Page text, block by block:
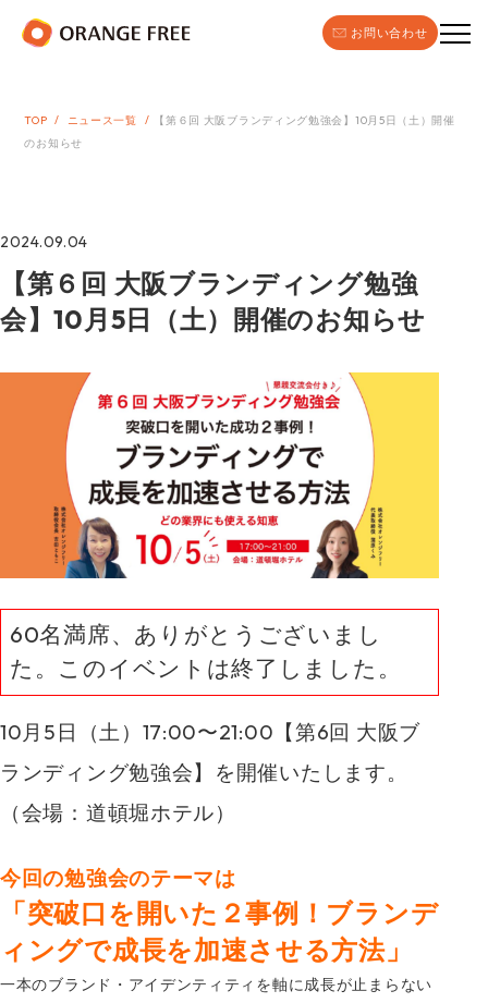
お問い合わせ
TOP ニュース一覧
【第６回 大阪ブランディング勉強会】10月5日（土）開催
のお知らせ
2024.09.04
【第６回 大阪ブランディング勉強
会】10月5日（土）開催のお知らせ
60名満席、ありがとうございまし
た。このイベントは終了しました。
10月5日（土）17:00〜21:00【第6回 大阪ブ
ランディング勉強会】 を開催いたします。
（会場：道頓堀ホテル）
今回の勉強会のテーマは
「突破口を開いた２事例！ブランデ
ィングで成長を加速させる方法」
一本のブランド・アイデンティティを軸に成長が止まらない